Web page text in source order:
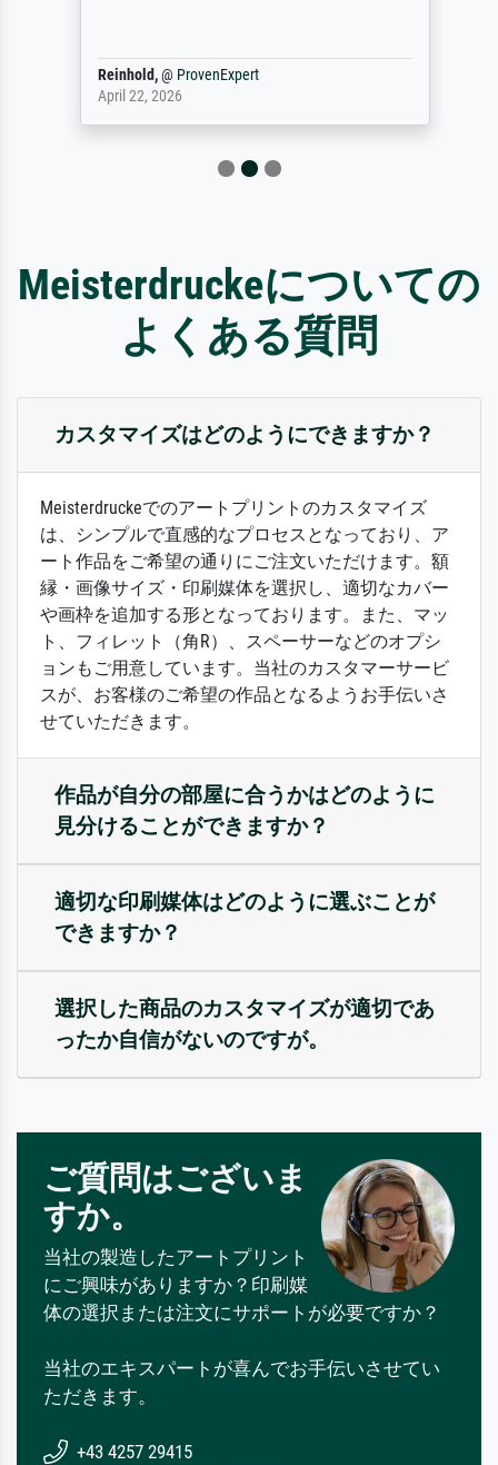
Reinhold,@ProvenExpert
April 22, 2026
Meisterdruckeについての
よくある質問
カスタマイズはどのようにできますか？
Meisterdruckeでのアートプリントのカスタマイズ
は、シンプルで直感的なプロセスとなっており、ア
ート作品をご希望の通りにご注文いただけます。額
縁・画像サイズ・印刷媒体を選択し、適切なカバー
や画枠を追加する形となっております。また、マッ
ト、フィレット（角R）、スペーサーなどのオプシ
ョンもご用意しています。当社のカスタマーサービ
スが、お客様のご希望の作品となるようお手伝いさ
せていただきます。
作品が自分の部屋に合うかはどのように
見分けることができますか？
適切な印刷媒体はどのように選ぶことが
できますか？
選択した商品のカスタマイズが適切であ
ったか自信がないのですが。
ご質問はございま
すか。
当社の製造したアートプリント
にご興味がありますか？印刷媒
体の選択または注文にサポートが必要ですか？
当社のエキスパートが喜んでお手伝いさせてい
ただきます。
+43 4257 29415